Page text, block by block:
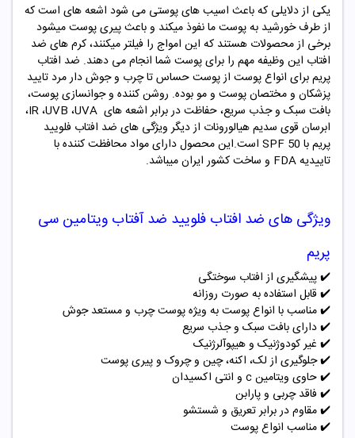
یکی از دلایلی که باعث اسیب های پوستی می شود اشعه های است که
از طرف خورشید به پوست ما نفوذ میکند و باعث پیری پوست میشود
برخی از محصولات هستند که این امواج را فیلتر میکنند، کرم های ضد
افتاب این وظیفه مهم را برای پوست شما انجام می دهند. ضد افتاب
پریم برای انواع پوست از پوست حساس تا چرب و جوش دار مرد تایید
پزشکان و مختصان پوست و مو بوده. روشن کننده و جوانسازی پوست،
بافت سبک و جذب سریع، حفاظت در برابر اشعه های UVA، UVB،IR،
ابرسان قوی سدیم هیالورونات از دیگر ویژگی های ضد افتاب فلویید
پریم با SPF 50 است.این محصول دارای مواد محافظت کننده با
تاییدیهFDA و ساخت کشور ایران میباشد.
ویژگی های ضد افتاب فلویید ضد آفتاب ویتامین سی
پریم
✔️ پیشگیری از افتاب سوختگی
✔️ قابل استفاده به صورت روزانه
✔️مناسب با انواع پوست به ویژه پوست چرب و مستعد جوش
✔️دارای بافت سبک و جذب سریع
✔️ غیر کودوژنیک و هیپوآلرژنیک
✔️جلوگیری از لک، اکنه، چین و چروک و پیری پوست
✔️حاوی ویتامینc و انتی اکسیدان
✔️ فاقد چربی و پارابن
✔️مقاوم در برابر تعریق و شستشو
✔️مناسب انواع پوست